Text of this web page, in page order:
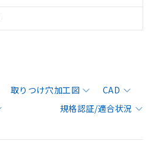
取りつけ穴加工図
CAD
規格認証/適合状況